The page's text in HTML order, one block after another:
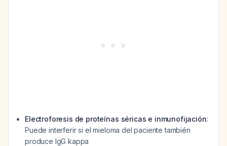
Electroforesis de proteínas séricas e inmunofijación:
Puede interferir si el mieloma del paciente también
produce IgG kappa